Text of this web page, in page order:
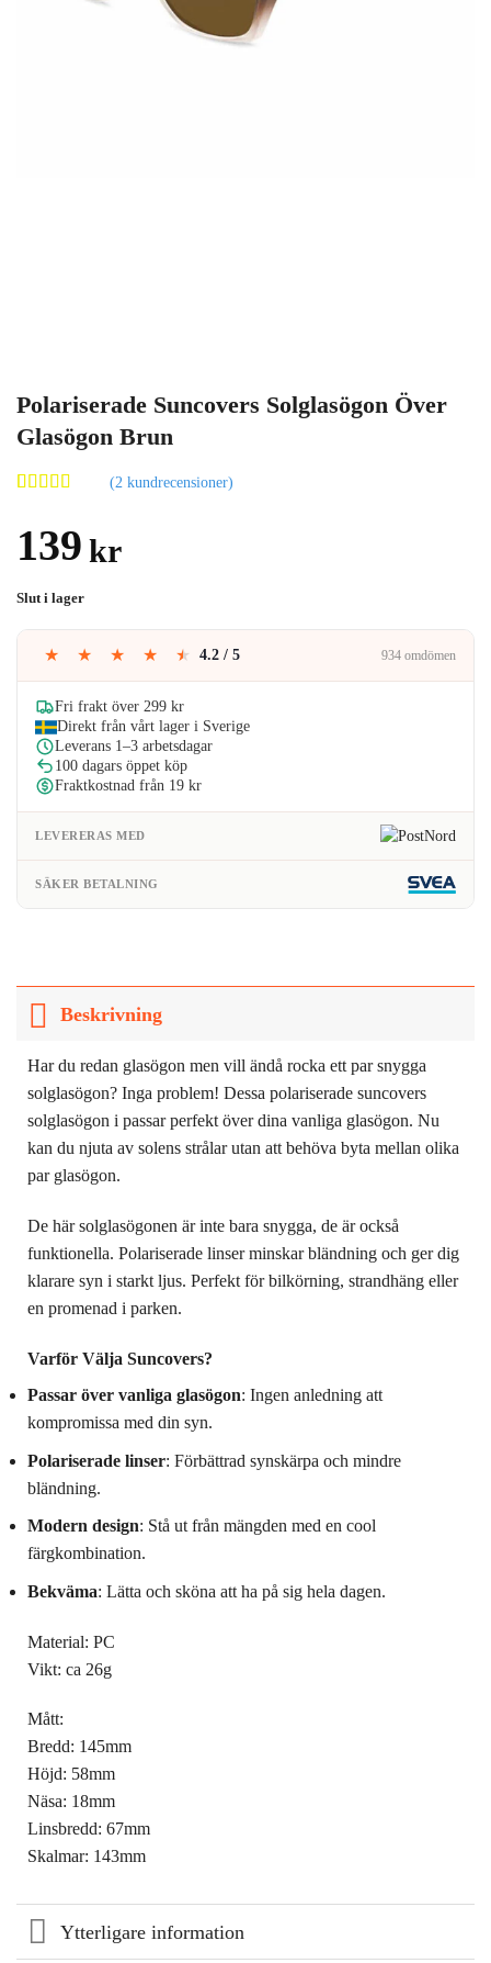
Polariserade Suncovers Solglasögon Över
Glasögon Brun
baserat på
kundrecensioner
(2 kundrecensioner)
139 kr
Slut i lager
★ ★ ★ ★ ★ 4.2 / 5 934 omdömen
Fri frakt över 299 kr
Direkt från vårt lager i Sverige
Leverans 1–3 arbetsdagar
100 dagars öppet köp
Fraktkostnad från 19 kr
LEVERERAS MED
SÄKER BETALNING
Beskrivning
Har du redan glasögon men vill ändå rocka ett par snygga
solglasögon? Inga problem! Dessa polariserade suncovers
solglasögon i passar perfekt över dina vanliga glasögon. Nu
kan du njuta av solens strålar utan att behöva byta mellan olika
par glasögon.
De här solglasögonen är inte bara snygga, de är också
funktionella. Polariserade linser minskar bländning och ger dig
klarare syn i starkt ljus. Perfekt för bilkörning, strandhäng eller
en promenad i parken.
Varför Välja Suncovers?
Passar över vanliga glasögon: Ingen anledning att
kompromissa med din syn.
Polariserade linser: Förbättrad synskärpa och mindre
bländning.
Modern design: Stå ut från mängden med en cool
färgkombination.
Bekväma: Lätta och sköna att ha på sig hela dagen.
Material: PC
Vikt: ca 26g
Mått:
Bredd: 145mm
Höjd: 58mm
Näsa: 18mm
Linsbredd: 67mm
Skalmar: 143mm
Ytterligare information